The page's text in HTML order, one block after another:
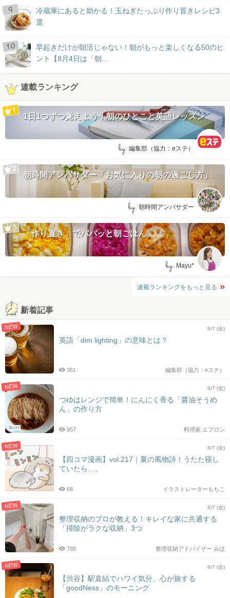
冷蔵庫にあると助かる！玉ねぎたっぷり作り置きレシピ3
選
早起きだけが朝活じゃない！朝がもっと楽しくなる50のヒ
ント【8月4日は「朝...
連載ランキング
1日1つずつ覚えよう！朝のひとこと英語レッスン
by: 編集部（協力：eステ）
朝時間アンバサダー「お気に入りの朝の過ごし方」
by: 朝時間アンバサダー
「作り置き」でパパッと朝ごはん
by: Mayu*
連載ランキングをもっと見る
新着記事
NEW 8/7 (金)
英語「dim lighting」の意味とは？
編集部（協力：eステ）
361
NEW
BLOG
8/7 (金)
つゆはレンジで簡単！にんにく香る「醤油そうめ
ん」の作り方
料理家 エプロン
957
NEW 8/7 (金)
【四コマ漫画】vol.217｜夏の風物詩！うたた寝し
ていたら…。
イラストレーターもちこ
68
NEW 8/7 (金)
整理収納のプロが教える！キレイな家に共通する
「掃除がラクな収納」3つ
整理収納アドバイザー みほ
788
NEW 8/7 (金)
【渋谷】駅直結でハワイ気分。心が旅する
「goodNess」のモーニング